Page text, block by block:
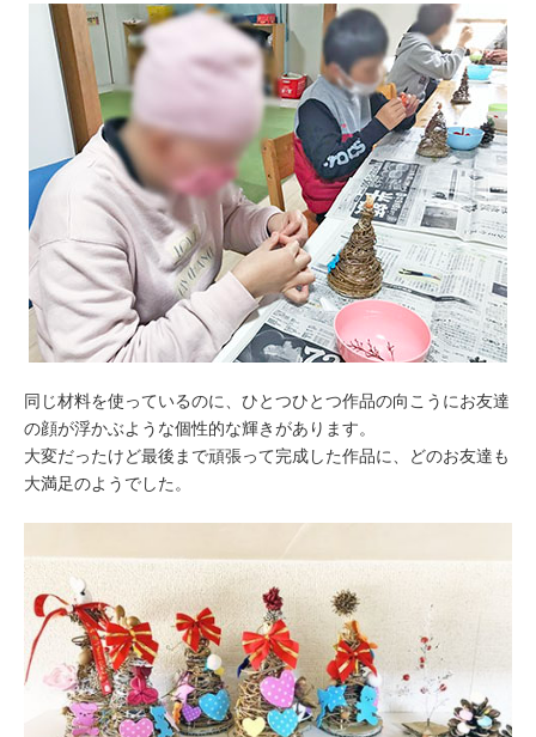
同じ材料を使っているのに、ひとつひとつ作品の向こうにお友達
の顔が浮かぶような個性的な輝きがあります。
大変だったけど最後まで頑張って完成した作品に、どのお友達も
大満足のようでした。